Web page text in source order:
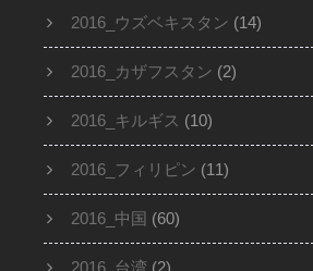
2016_ウズベキスタン (14)
2016_カザフスタン (2)
2016_キルギス (10)
2016_フィリピン (11)
2016_中国 (60)
2016_台湾 (2)